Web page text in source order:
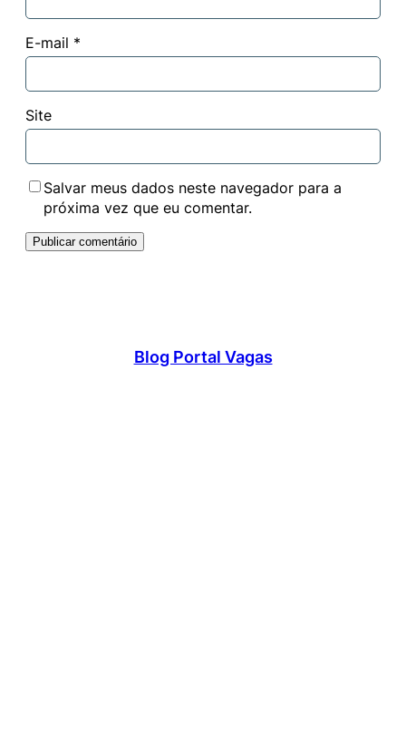
E-mail *
Site
Salvar meus dados neste navegador para a
próxima vez que eu comentar.
Blog Portal Vagas